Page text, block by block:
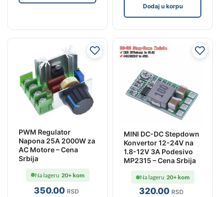
Dodaj u korpu
PWM Regulator
Napona 25A 2000W za
AC Motore – Cena
Srbija
350.00 RSD
Na lageru 20+ kom
MINI DC-DC Stepdown
Konvertor 12-24V na
1.8-12V 3A Podesivo
MP2315 – Cena Srbija
320.00 RSD
Na lageru 20+ kom